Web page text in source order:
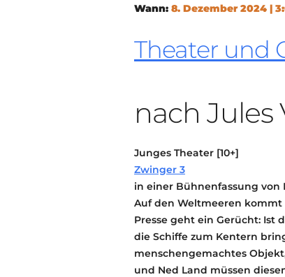
Wann: 8. Dezember 2024 |
Theater und
nach Jules
Junges Theater [10+]
Zwinger 3
in einer Bühnenfassung von
Auf den Weltmeeren
Presse geht ein Gerücht: Ist
die Schiffe zum Kentern
menschengemachtes
und Ned Land müssen